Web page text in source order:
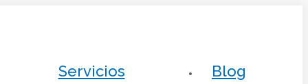
Servicios Blog